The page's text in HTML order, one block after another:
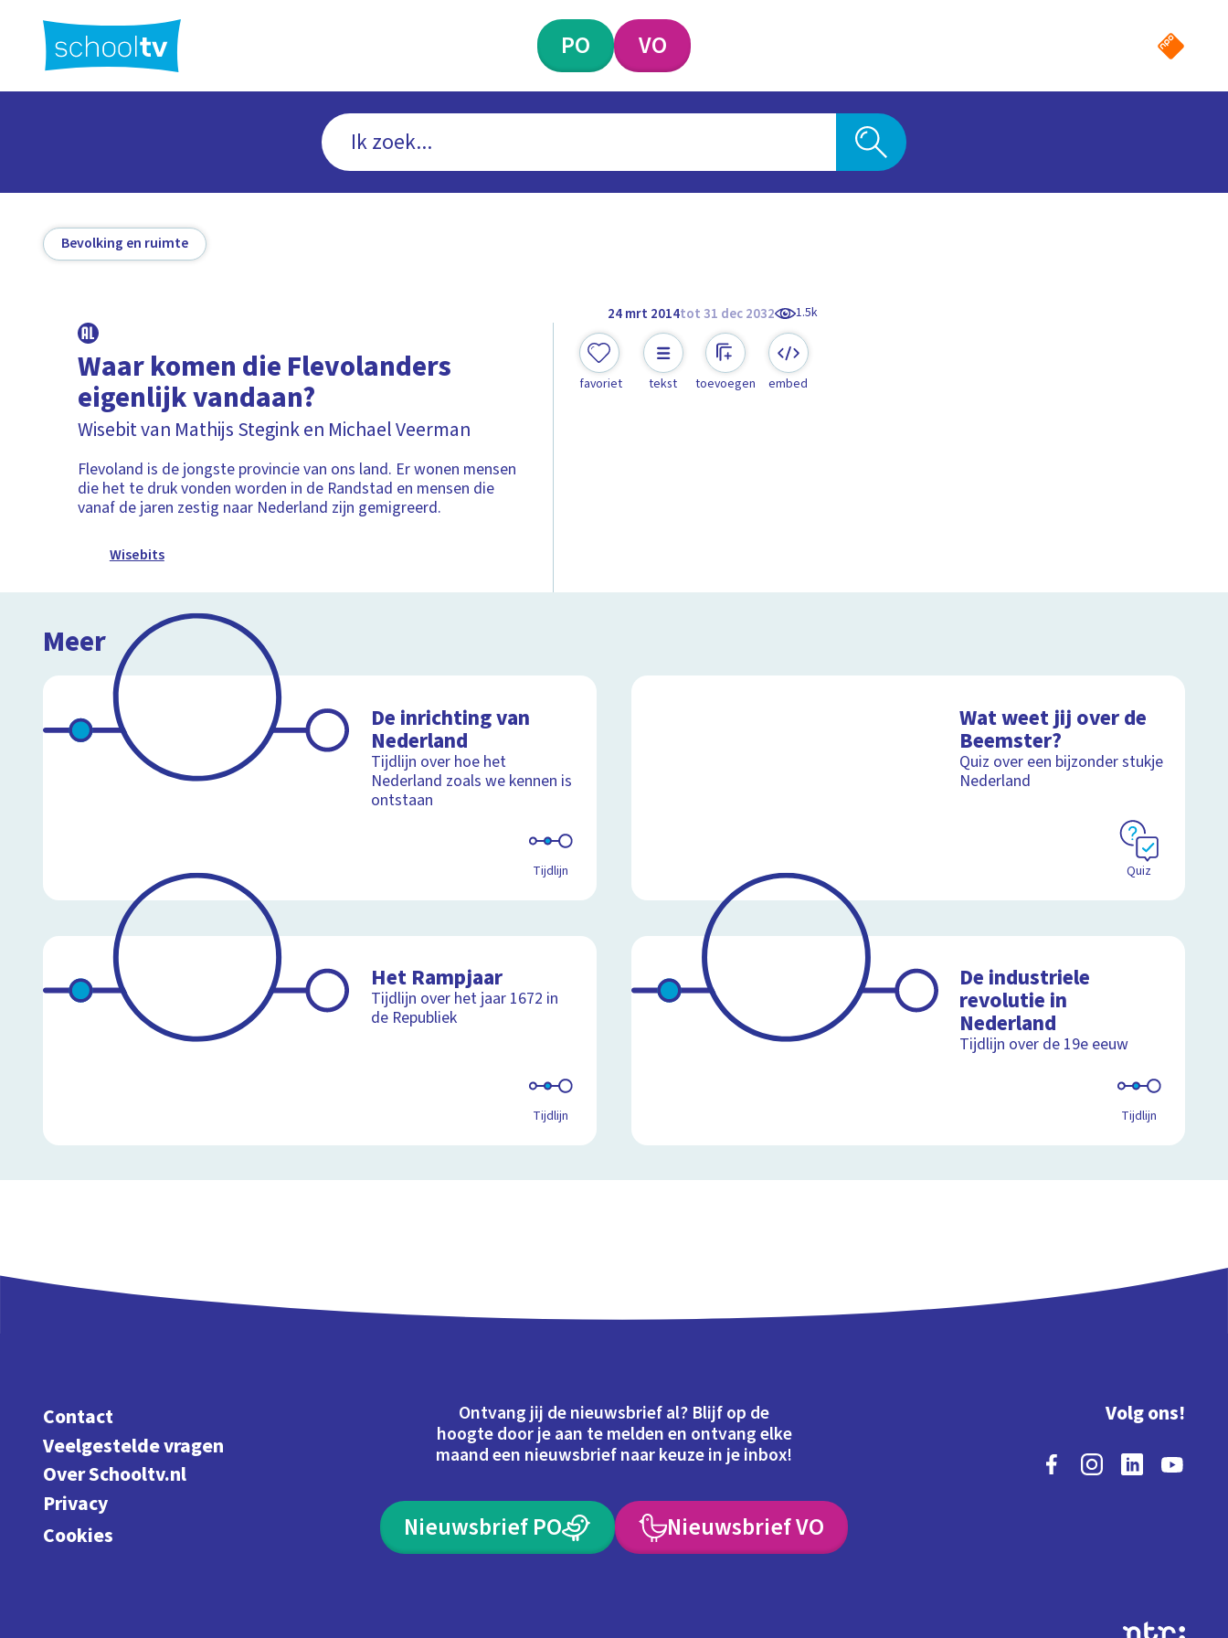
hoofdinhoud
PO VO
Bevolking en ruimte
24 mrt 2014tot 31 dec 2032 1.5k
Waar komen die Flevolanders
eigenlijk vandaan?
Wisebit van Mathijs Stegink en Michael Veerman
Flevoland is de jongste provincie van ons land. Er wonen mensen
die het te druk vonden worden in de Randstad en mensen die
vanaf de jaren zestig naar Nederland zijn gemigreerd.
Wisebits
favoriet tekst toevoegen embed
Meer
De inrichting van
Nederland
Tijdlijn over hoe het
Nederland zoals we kennen is
ontstaan
Tijdlijn
Wat weet jij over de
Beemster?
Quiz over een bijzonder stukje
Nederland
Quiz
Het Rampjaar
Tijdlijn over het jaar 1672 in
de Republiek
Tijdlijn
De industriele
revolutie in
Nederland
Tijdlijn over de 19e eeuw
Tijdlijn
Contact
Veelgestelde vragen
Over Schooltv.nl
Privacy
Cookies
Ontvang jij de nieuwsbrief al? Blijf op de
hoogte door je aan te melden en ontvang elke
maand een nieuwsbrief naar keuze in je inbox!
Nieuwsbrief PO Nieuwsbrief VO
Volg ons!